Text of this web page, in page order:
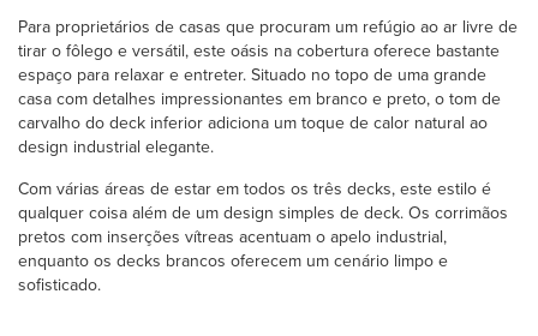
Para proprietários de casas que procuram um refúgio ao ar livre de
tirar o fôlego e versátil, este oásis na cobertura oferece bastante
espaço para relaxar e entreter. Situado no topo de uma grande
casa com detalhes impressionantes em branco e preto, o tom de
carvalho do deck inferior adiciona um toque de calor natural ao
design industrial elegante.
Com várias áreas de estar em todos os três decks, este estilo é
qualquer coisa além de um design simples de deck. Os corrimãos
pretos com inserções vítreas acentuam o apelo industrial,
enquanto os decks brancos oferecem um cenário limpo e
sofisticado.